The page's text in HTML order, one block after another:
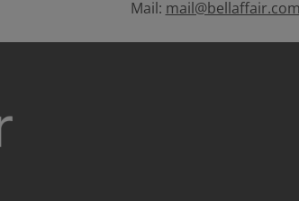
Mail: mail@bellaffair.com